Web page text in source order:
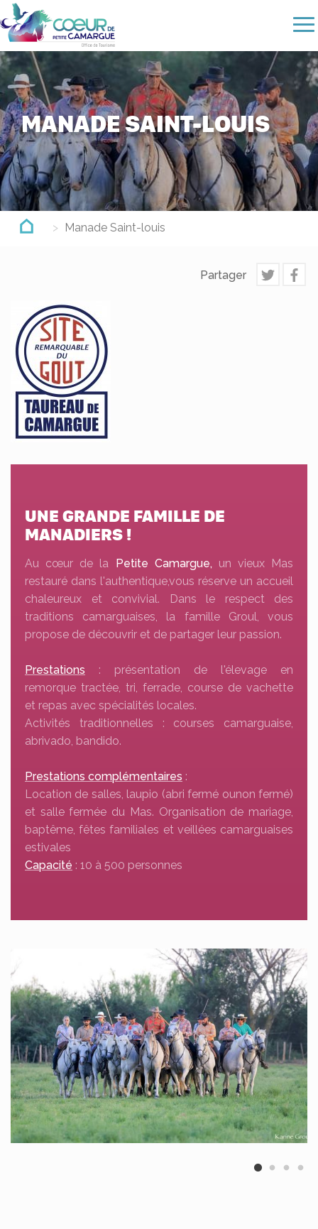
Aller
au
contenu
principal
MANADE SAINT-LOUIS
Manade Saint-louis
Partager
UNE GRANDE FAMILLE DE
MANADIERS !
Au cœur de la Petite Camargue, un vieux Mas
restauré dans l'authentique,vous réserve un accueil
chaleureux et convivial. Dans le respect des
traditions camarguaises, la famille Groul, vous
propose de découvrir et de partager leur passion.
Prestations : présentation de l'élevage en
remorque tractée, tri, ferrade, course de vachette
et repas avec spécialités locales.
Activités traditionnelles : courses camarguaise,
abrivado, bandido.
Prestations complémentaires :
Location de salles, laupio (abri fermé ounon fermé)
et salle fermée du Mas. Organisation de mariage,
baptême, fêtes familiales et veillées camarguaises
estivales
Capacité : 10 à 500 personnes